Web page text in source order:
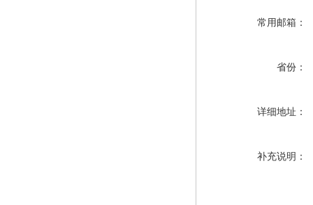
常用邮箱：
省份：
详细地址：
补充说明：